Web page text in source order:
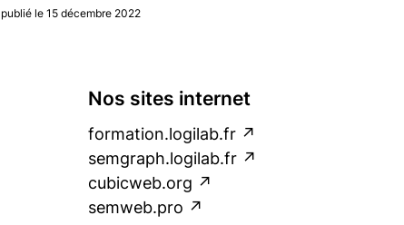
publié le 15 décembre 2022
Nos sites internet
formation.logilab.fr
semgraph.logilab.fr
cubicweb.org
semweb.pro